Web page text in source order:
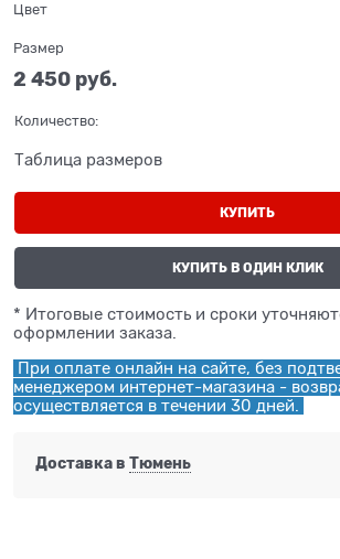
Цвет
Размер
2 450 руб.
Количество:
Таблица размеров
КУПИТЬ
КУПИТЬ В ОДИН КЛИК
* Итоговые стоимость и сроки
оформлении заказа.
При оплате онлайн на сайте, без
менеджером интернет-магазина -
осуществляется в течении 30 дней.
Доставка в Тюмень